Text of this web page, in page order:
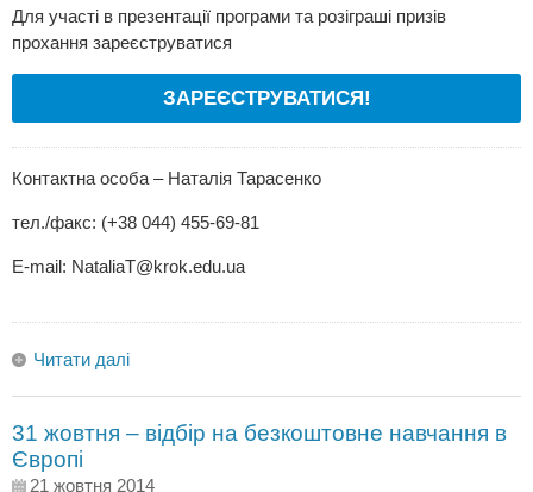
Для участі в презентації програми та розіграші призів
прохання зареєструватися
ЗАРЕЄСТРУВАТИСЯ!
Контактна особа – Наталія Тарасенко
тел./факс: (+38 044) 455-69-81
Е-mail: NataliaT@krok.edu.ua
Читати далі
31 жовтня – відбір на безкоштовне навчання в
Європі
21 жовтня 2014